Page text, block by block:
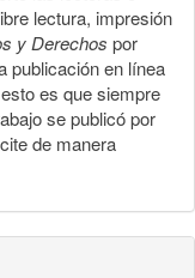
lectura, impresión
y Derechos por
publicación en línea
es que siempre
se publicó por
de manera